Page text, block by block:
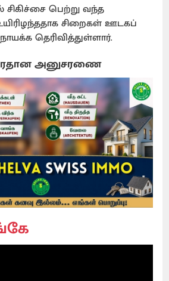
பெற்று வந்த
சிறைகள் ஊடகப்
தெரிவித்துள்ளார்.
அனுசரணை